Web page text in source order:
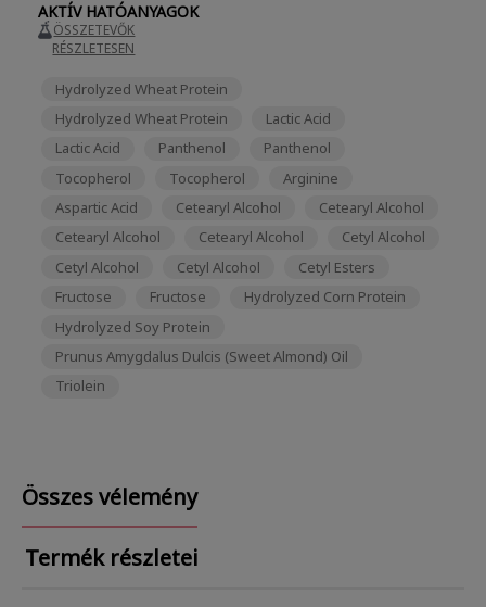
AKTÍV HATÓANYAGOK
ÖSSZETEVŐK
RÉSZLETESEN
Hydrolyzed Wheat Protein
Hydrolyzed Wheat Protein
Lactic Acid
Lactic Acid
Panthenol
Panthenol
Tocopherol
Tocopherol
Arginine
Aspartic Acid
Cetearyl Alcohol
Cetearyl Alcohol
Cetearyl Alcohol
Cetearyl Alcohol
Cetyl Alcohol
Cetyl Alcohol
Cetyl Alcohol
Cetyl Esters
Fructose
Fructose
Hydrolyzed Corn Protein
Hydrolyzed Soy Protein
Prunus Amygdalus Dulcis (Sweet Almond) Oil
Triolein
Összes vélemény
Termék részletei